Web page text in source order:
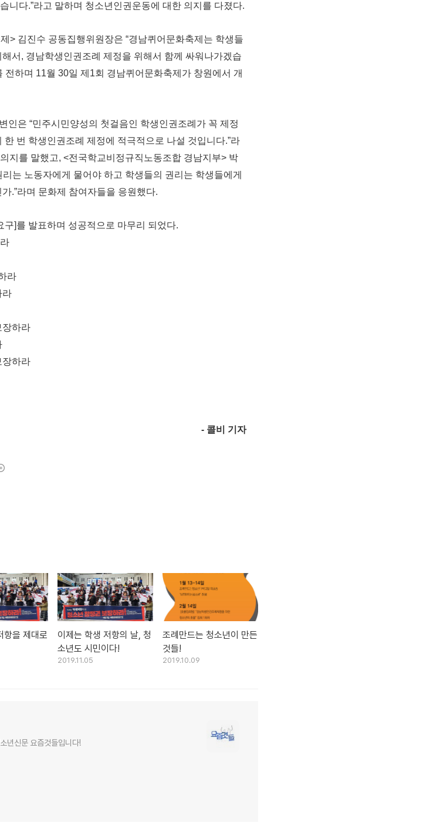
니다.”라고 말하며 청소년인권운동에 대한 의지를 다졌다.
> 김진수 공동집행위원장은 “경남퀴어문화축제는 학생들
서, 경남학생인권조례 제정을 위해서 함께 싸워나가겠습
전하며 11월 30일 제1회 경남퀴어문화축제가 창원에서 개
인은 “민주시민양성의 첫걸음인 학생인권조례가 꼭 제정
번 학생인권조례 제정에 적극적으로 나설 것입니다.”라
지를 말했고, <전국학교비정규직노동조합 경남지부> 박
는 노동자에게 물어야 하고 학생들의 권리는 학생들에게
.”라며 문화제 참여자들을 응원했다.
]를 발표하며 성공적으로 마무리 되었다.
라
라
하라
하라
- 콜비 기자
항을 제대로
이제는 학생 저항의 날, 청
소년도 시민이다!
2019.11.05
조례만드는 청소년이 만든
것들!
2019.10.09
년신문 요즘것들입니다!